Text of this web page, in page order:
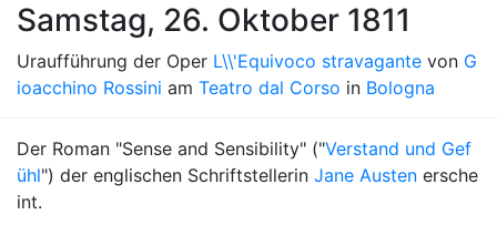
Samstag, 26. Oktober 1811
Uraufführung der Oper L\\'Equivoco stravagante von G
ioacchino Rossini am Teatro dal Corso in Bologna
Der Roman "Sense and Sensibility" ("Verstand und Gef
ühl") der englischen Schriftstellerin Jane Austen ersche
int.